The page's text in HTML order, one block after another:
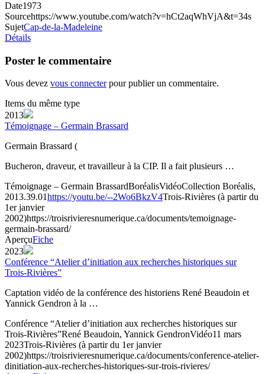
Date1973
Sourcehttps://www.youtube.com/watch?v=hCt2aqWhVjA&t=34s
SujetCap-de-la-Madeleine
Détails
Poster le commentaire
Vous devez vous connecterpour publier un commentaire.
Items du même type
2013
Témoignage – Germain Brassard
Germain Brassard (
Bucheron, draveur, et travailleur à la CIP. Il a fait plusieurs …
Témoignage – Germain BrassardBoréalisVidéoCollection Boréalis,
2013.39.01https://youtu.be/--2Wo6BkzV4Trois-Rivières (à partir du
1er janvier
2002)https://troisrivieresnumerique.ca/documents/temoignage-
germain-brassard/
AperçuFiche
2023
Conférence “Atelier d’initiation aux recherches historiques sur
Trois-Rivières”
Captation vidéo de la conférence des historiens René Beaudoin et
Yannick Gendron à la …
Conférence “Atelier d’initiation aux recherches historiques sur
Trois-Rivières”René Beaudoin, Yannick GendronVidéo11 mars
2023Trois-Rivières (à partir du 1er janvier
2002)https://troisrivieresnumerique.ca/documents/conference-atelier-
dinitiation-aux-recherches-historiques-sur-trois-rivieres/